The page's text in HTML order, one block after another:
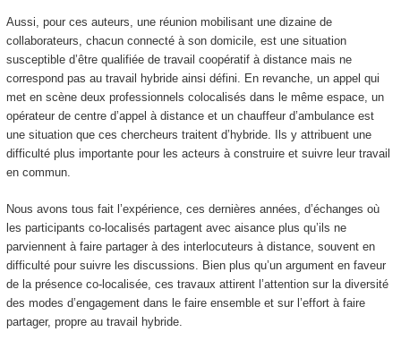
Aussi, pour ces auteurs, une réunion mobilisant une dizaine de
collaborateurs, chacun connecté à son domicile, est une situation
susceptible d’être qualifiée de travail coopératif à distance mais ne
correspond pas au travail hybride ainsi défini. En revanche, un appel qui
met en scène deux professionnels colocalisés dans le même espace, un
opérateur de centre d’appel à distance et un chauffeur d’ambulance est
une situation que ces chercheurs traitent d’hybride. Ils y attribuent une
difficulté plus importante pour les acteurs à construire et suivre leur travail
en commun.
Nous avons tous fait l’expérience, ces dernières années, d’échanges où
les participants co-localisés partagent avec aisance plus qu’ils ne
parviennent à faire partager à des interlocuteurs à distance, souvent en
difficulté pour suivre les discussions. Bien plus qu’un argument en faveur
de la présence co-localisée, ces travaux attirent l’attention sur la diversité
des modes d’engagement dans le faire ensemble et sur l’effort à faire
partager, propre au travail hybride.